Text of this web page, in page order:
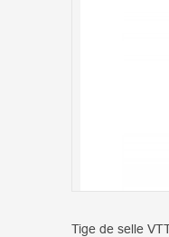
Tige de selle